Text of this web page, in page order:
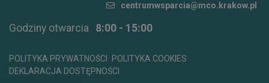
centrumwsparcia@mco.krakow.pl
Godziny otwarcia 8:00 - 15:00
POLITYKA PRYWATNOŚCI
POLITYKA COOKIES
DEKLARACJA DOSTĘPNOŚCI